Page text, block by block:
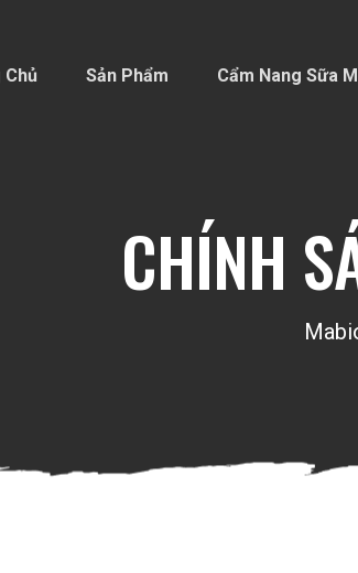
Sản Phẩm Cẩm Nang Sữa
CHÍNH